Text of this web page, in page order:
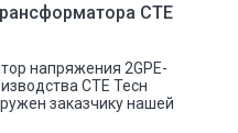
СТЕ
напряжения 2GPE-
СТЕ Тесн
заказчику нашей